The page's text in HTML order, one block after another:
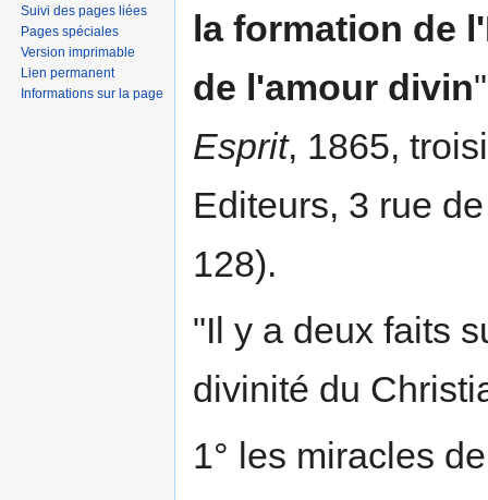
la formation de
de l'amour divin
Esprit, 1865,
Editeurs, 3 rue
128).
"Il y a deux faits
divinité du
1° les miracles
Suivi des pages liées
Pages spéciales
Version imprimable
Lien permanent
Informations sur la page